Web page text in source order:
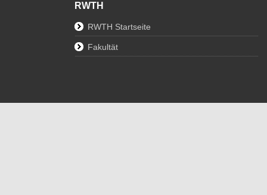
RWTH
RWTH Startseite
Fakultät